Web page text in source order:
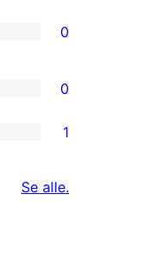
0
0
1
Se alleanmeldelser
.